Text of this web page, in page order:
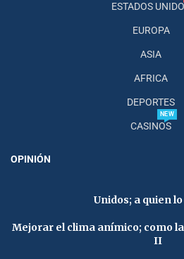
ESTADOS
EUROPA
ASIA
AFRICA
DEPORTES
CASINOS
NEW
OPINIÓN
Unidos; a quien
Mejorar el clima anímico; como
II